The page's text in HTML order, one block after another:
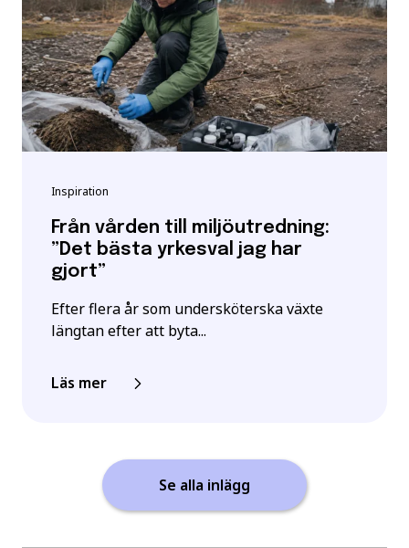
Inspiration
Från vården till miljöutredning:
”Det bästa yrkesval jag har
gjort”
Efter flera år som undersköterska växte
längtan efter att byta...
Läs mer
Se alla inlägg